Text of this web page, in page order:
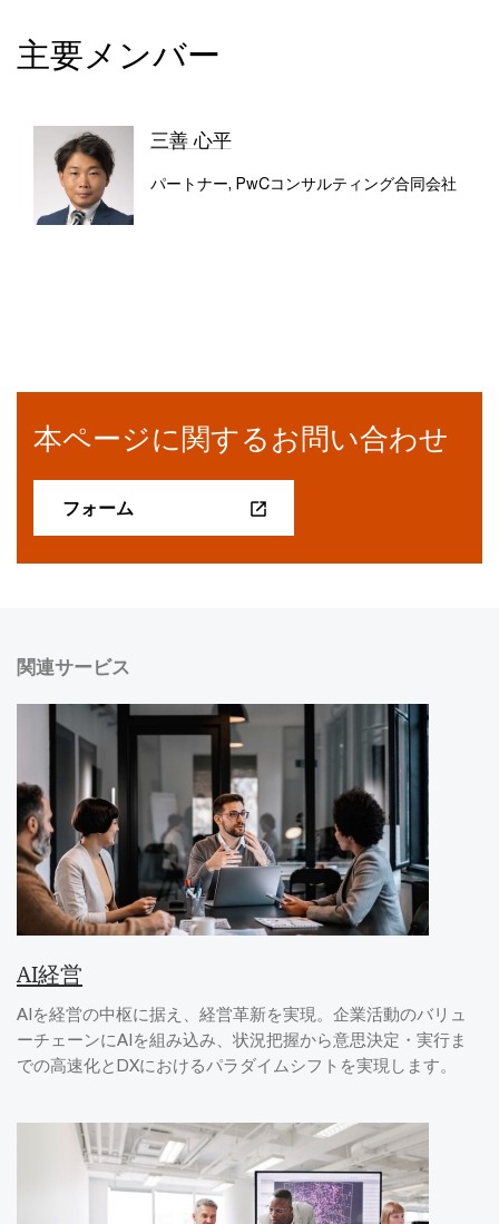
主要メンバー
三善 心平
パートナー, PwCコンサルティング合同会社
本ページに関するお問い合わせ
フォーム
関連サービス
AI経営
AIを経営の中枢に据え、経営革新を実現。企業活動のバリュ
ーチェーンにAIを組み込み、状況把握から意思決定・実行ま
での高速化とDXにおけるパラダイムシフトを実現します。